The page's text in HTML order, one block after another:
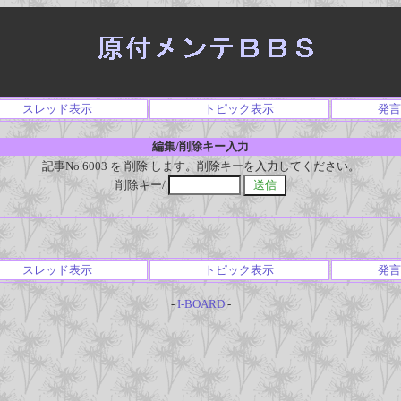
スレッド表示 トピック表示 発
編集/削除キー入力
記事No.6003 を 削除 します。削除キーを入力してください。
削除キー/
スレッド表示 トピック表示 発
- I-BOARD-